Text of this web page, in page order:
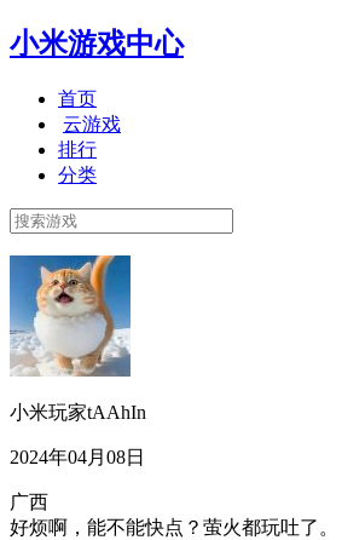
小米游戏中心
首页
云游戏
排行
分类
小米玩家tAAhIn
2024年04月08日
广西
好烦啊，能不能快点？萤火都玩吐了。